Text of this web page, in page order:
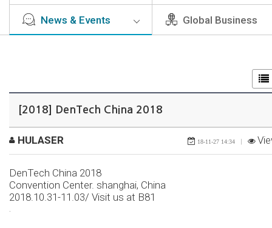
News & Events Global Business
[2018] DenTech China 2018
HULASER 18-11-27 14:34 |
DenTech China 2018
Convention Center. shanghai, China
2018.10.31-11.03/ Visit us at B81
.